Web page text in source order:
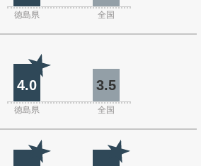
徳島県 全国
4.0 3.5
徳島県 全国